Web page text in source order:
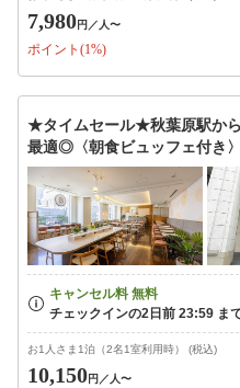
7,980円 ／人〜
ポイント(1%)
★タイムセール★秋葉原駅か
最適◎〈朝食ビュッフェ付き〉
お1人さま1泊（2名1室利用時） (税込)
10,150円 ／人〜